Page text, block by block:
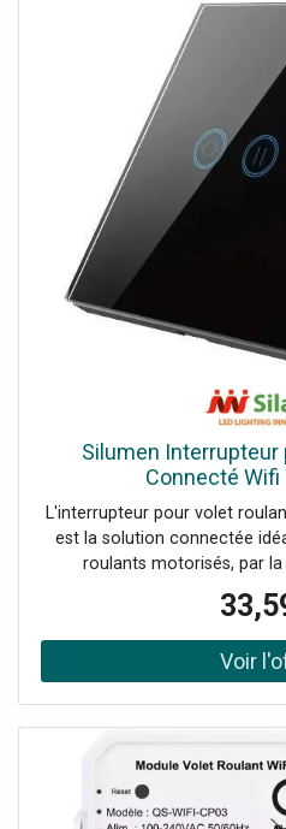
une touche moderne. Son
permet de se fondre
Commandes intuitives et
réagit au toucher pour
fermeture de vos volets en
haptique confirme la prise
silencieux, il garantit un
Profitez d'une garantie de
connecté Wifi. Notre SAV
l'installation et
Silumen Interrupteur
Connecté Wifi
L'interrupteur pour volet
est la solution connectée
roulants motorisés, par
Compatible avec Google
Caractéristiques de
Connecté Wifi Tactile Noir
le décor Avec sa finition
compact de 86x86mm se
mur. Commandes tactiles
surface tactile permet de
fermeture de vos volets